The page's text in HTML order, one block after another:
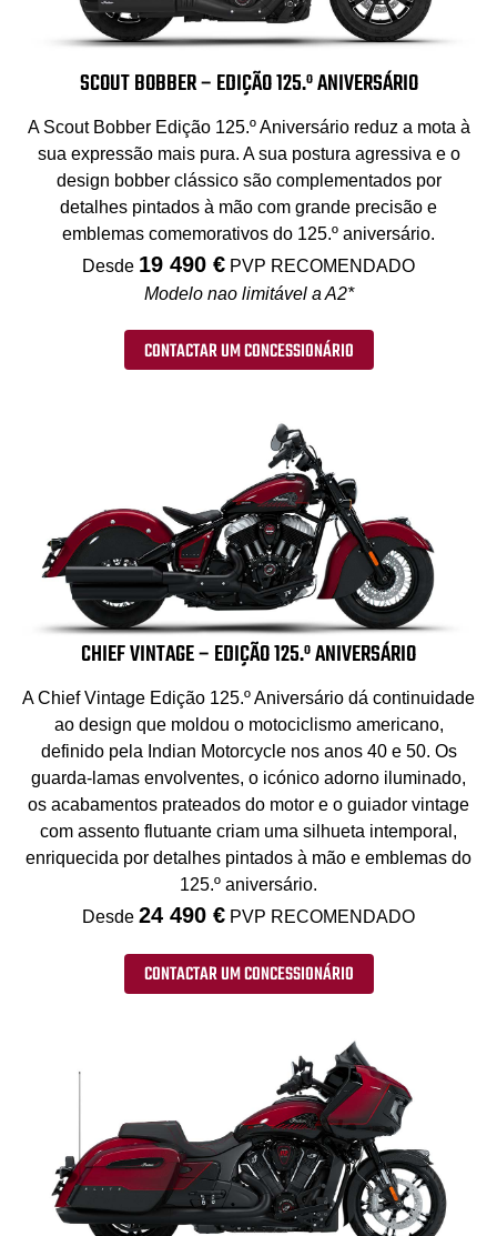
SCOUT BOBBER – EDIÇÃO 125.º ANIVERSÁRIO
A Scout Bobber Edição 125.º Aniversário reduz a mota à
sua expressão mais pura. A sua postura agressiva e o
design bobber clássico são complementados por
detalhes pintados à mão com grande precisão e
emblemas comemorativos do 125.º aniversário.
Desde 19 490 € PVP RECOMENDADO
Modelo nao limitável a A2*
CONTACTAR UM CONCESSIONÁRIO
CHIEF VINTAGE – EDIÇÃO 125.º ANIVERSÁRIO
A Chief Vintage Edição 125.º Aniversário dá continuidade
ao design que moldou o motociclismo americano,
definido pela Indian Motorcycle nos anos 40 e 50. Os
guarda-lamas envolventes, o icónico adorno iluminado,
os acabamentos prateados do motor e o guiador vintage
com assento flutuante criam uma silhueta intemporal,
enriquecida por detalhes pintados à mão e emblemas do
125.º aniversário.
Desde 24 490 € PVP RECOMENDADO
CONTACTAR UM CONCESSIONÁRIO